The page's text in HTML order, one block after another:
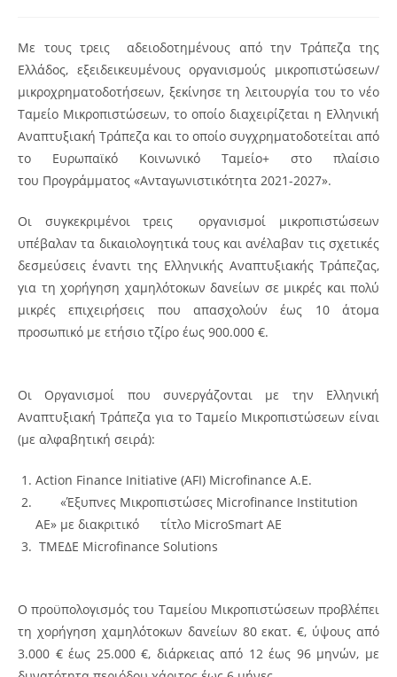
Με τους τρεις αδειοδοτημένους από την Τράπεζα της
Ελλάδος, εξειδεικευμένους οργανισμούς μικροπιστώσεων/
μικροχρηματοδοτήσεων, ξεκίνησε τη λειτουργία του το νέο
Ταμείο Μικροπιστώσεων, το οποίο διαχειρίζεται η Ελληνική
Αναπτυξιακή Τράπεζα και το οποίο συγχρηματοδοτείται από
το Ευρωπαϊκό Κοινωνικό Ταμείο+ στο πλαίσιο
του Προγράμματος «Ανταγωνιστικότητα 2021-2027».
Οι συγκεκριμένοι τρεις οργανισμοί μικροπιστώσεων
υπέβαλαν τα δικαιολογητικά τους και ανέλαβαν τις σχετικές
δεσμεύσεις έναντι της Ελληνικής Αναπτυξιακής Τράπεζας,
για τη χορήγηση χαμηλότοκων δανείων σε μικρές και πολύ
μικρές επιχειρήσεις που απασχολούν έως 10 άτομα
προσωπικό με ετήσιο τζίρο έως 900.000 €.
Οι Οργανισμοί που συνεργάζονται με την Ελληνική
Αναπτυξιακή Τράπεζα για το Ταμείο Μικροπιστώσεων είναι
(με αλφαβητική σειρά):
Action Finance Initiative (AFI) Microfinance Α.Ε.
«Έξυπνες Μικροπιστώσες Microfinance Institution
AE» με διακριτικό τίτλο MicroSmart ΑΕ
ΤΜΕΔΕ Microfinance Solutions
Ο προϋπολογισμός του Ταμείου Μικροπιστώσεων προβλέπει
τη χορήγηση χαμηλότοκων δανείων 80 εκατ. €, ύψους από
3.000 € έως 25.000 €, διάρκειας από 12 έως 96 μηνών, με